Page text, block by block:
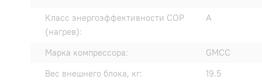
Класс энергоэффективности COP
(нагрев):
A
Марка компрессора:
GMCC
Вес внешнего блока, кг:
19.5